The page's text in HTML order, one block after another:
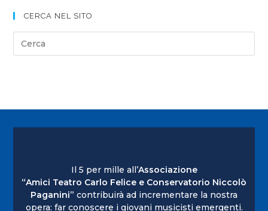
CERCA NEL SITO
Il 5 per mille all’Associazione
“Amici Teatro Carlo Felice e Conservatorio Niccolò
Paganini” contribuirà ad incrementare la nostra
opera: far conoscere i giovani musicisti emergenti.